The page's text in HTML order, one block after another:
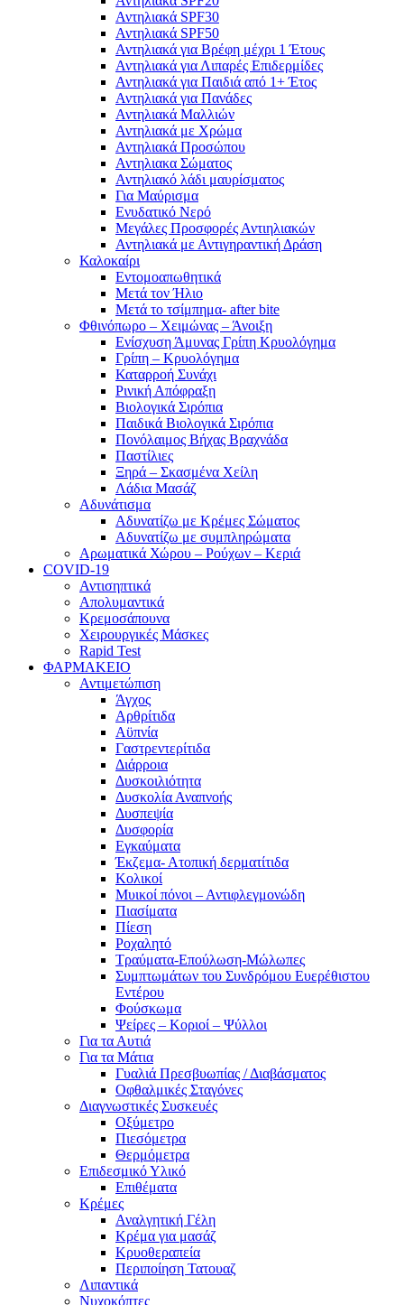
Αντηλιακά SPF30
Αντηλιακά SPF50
Αντηλιακά για Βρέφη μέχρι 1 Έτους
Αντηλιακά για Λιπαρές Επιδερμίδες
Αντηλιακά για Παιδιά από 1+ Έτος
Αντηλιακά για Πανάδες
Αντηλιακά Μαλλιών
Αντηλιακά με Χρώμα
Αντηλιακά Προσώπου
Αντηλιακα Σώματος
Αντηλιακό λάδι μαυρίσματος
Για Μαύρισμα
Ενυδατικό Νερό
Μεγάλες Προσφορές Αντιηλιακών
Αντηλιακά με Αντιγηραντική Δράση
Καλοκαίρι
Εντομοαπωθητικά
Μετά τον Ήλιο
Μετά το τσίμπημα- after bite
Φθινόπωρο – Χειμώνας – Άνοιξη
Ενίσχυση Άμυνας Γρίπη Κρυολόγημα
Γρίπη – Κρυολόγημα
Καταρροή Συνάχι
Ρινική Απόφραξη
Βιολογικά Σιρόπια
Παιδικά Βιολογικά Σιρόπια
Πονόλαιμος Βήχας Βραχνάδα
Παστίλιες
Ξηρά – Σκασμένα Χείλη
Λάδια Μασάζ
Αδυνάτισμα
Αδυνατίζω με Κρέμες Σώματος
Αδυνατίζω με συμπληρώματα
Αρωματικά Χώρου – Ρούχων – Κεριά
COVID-19
Αντισηπτικά
Απολυμαντικά
Κρεμοσάπουνα
Χειρουργικές Μάσκες
Rapid Test
ΦΑΡΜΑΚΕΙΟ
Αντιμετώπιση
Άγχος
Αρθρίτιδα
Αϋπνία
Γαστρεντερίτιδα
Διάρροια
Δυσκοιλιότητα
Δυσκολία Αναπνοής
Δυσπεψία
Δυσφορία
Εγκαύματα
Έκζεμα- Ατοπική δερματίτιδα
Κολικοί
Μυικοί πόνοι – Αντιφλεγμονώδη
Πιασίματα
Πίεση
Ροχαλητό
Τραύματα-Επούλωση-Μώλωπες
Συμπτωμάτων του Συνδρόμου Ευερέθιστου
Εντέρου
Φούσκωμα
Ψείρες – Κοριοί – Ψύλλοι
Για τα Αυτιά
Για τα Μάτια
Γυαλιά Πρεσβυωπίας / Διαβάσματος
Οφθαλμικές Σταγόνες
Διαγνωστικές Συσκευές
Οξύμετρο
Πιεσόμετρα
Θερμόμετρα
Επιδεσμικό Υλικό
Επιθέματα
Κρέμες
Αναλγητική Γέλη
Κρέμα για μασάζ
Κρυοθεραπεία
Περιποίηση Τατουαζ
Λιπαντικά
Νυχοκόπτες